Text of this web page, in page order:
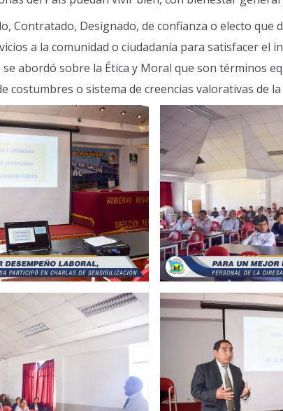
Designado, de confianza o electo que
a la comunidad o ciudadanía para satisfacer el
abordó sobre la Ética y Moral que son términos
o sistema de creencias valorativas de la